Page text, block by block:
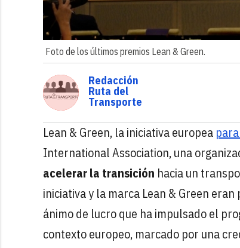
Foto de los últimos premios Lean & Green.
Redacción
Ruta del
Transporte
Lean & Green, la iniciativa europea
International Association, una
acelerar la transición hacia un
iniciativa y la marca Lean & Green
ánimo de lucro que ha impulsado el
contexto europeo, marcado por una